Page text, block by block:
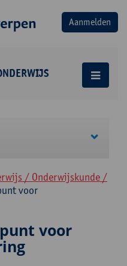
/ Onderwijskunde /
voor
voor